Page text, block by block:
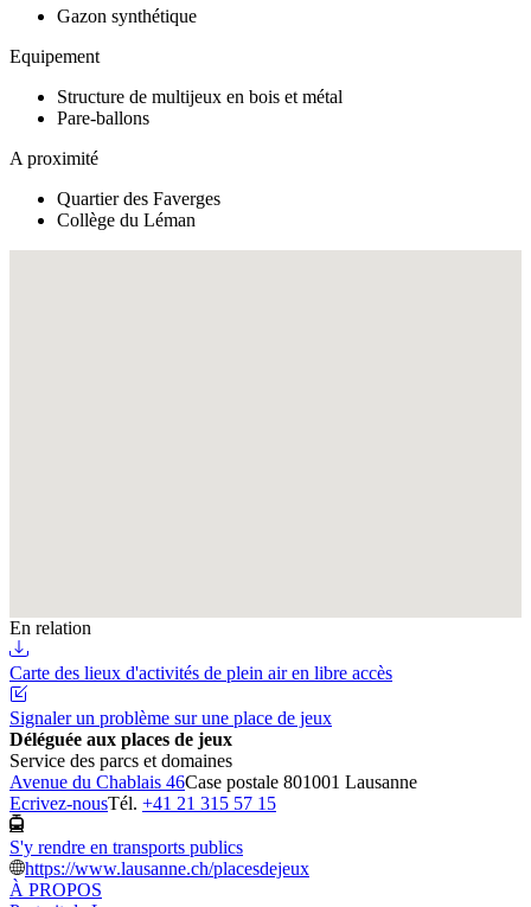
Gazon synthétique
Equipement
Structure de multijeux en bois et métal
Pare-ballons
A proximité
Quartier des Faverges
Collège du Léman
En relation
Carte des lieux d'activités de plein air en libre accès
Signaler un problème sur une place de jeux
Déléguée aux places de jeux
Service des parcs et domaines
Avenue du Chablais 46Case postale 801001 Lausanne
Ecrivez-nousTél. +41 21 315 57 15
S'y rendre en transports publics
https://www.lausanne.ch/placesdejeux
À PROPOS